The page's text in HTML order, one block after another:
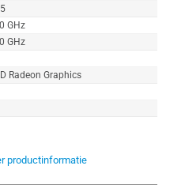
GHz
GHz
Radeon Graphics
productinformatie